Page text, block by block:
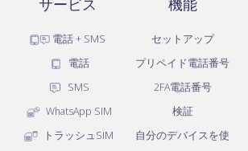
サービス
電話 + SMS
電話
SMS
WhatsApp SIM
トラッシュSIM
機能
セットアップ
プリペイド電話番号
2FA電話番号
検証
自分のデバイスを使